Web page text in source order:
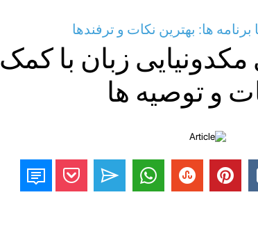
ها: بهترین نکات و ترفندها
زبان با کمک
و توصیه ها